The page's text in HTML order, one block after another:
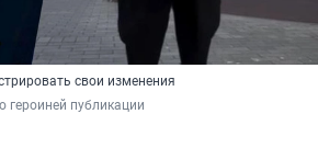
свои изменения
героиней публикации